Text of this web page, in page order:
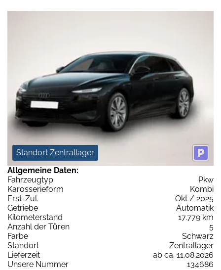
Standort Zentrallager
Allgemeine Daten:
Fahrzeugtyp
Pkw
Karosserieform
Kombi
Erst-Zul.
Okt / 2025
Getriebe
Automatik
Kilometerstand
17.779 km
Anzahl der Türen
5
Farbe
Schwarz
Standort
Zentrallager
Lieferzeit
ab ca. 11.08.2026
Unsere Nummer
134686